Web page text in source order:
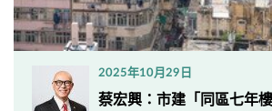
2025年10月29日
蔡宏興：市建「同區七年